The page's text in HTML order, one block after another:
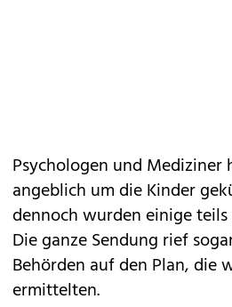
Psychologen und Mediziner
angeblich um die Kinder
dennoch wurden einige
Die ganze Sendung rief
Behörden auf den Plan, die
ermittelten.